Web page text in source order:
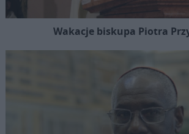
Wakacje biskupa Piotra